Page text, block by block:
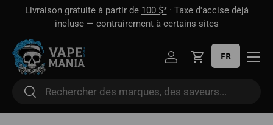
Aller directement au contenu
Livraison gratuite à partir de 100 $*· Taxe d'accise déjà
incluse — contrairement à certains sites
Rechercher
Rechercher
Se connecter
Panier
FR